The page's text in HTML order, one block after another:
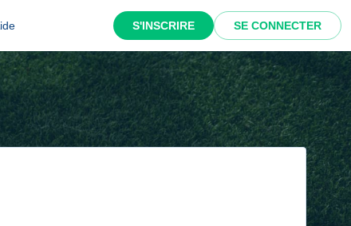
S'INSCRIRE SE CONNECTER